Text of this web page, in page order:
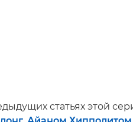
статьях этой